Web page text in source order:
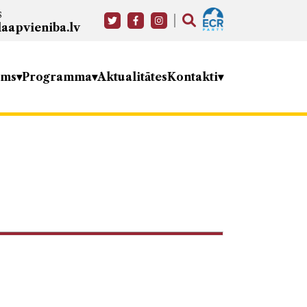
Programma AktualitātesKontakti